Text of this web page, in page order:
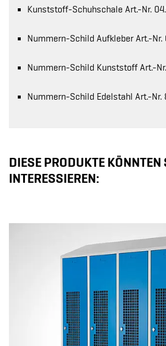
Kunststoff-Schuhschale Art.-Nr.
Nummern-Schild Aufkleber Art.-Nr.
Nummern-Schild Kunststoff Art.-
Nummern-Schild Edelstahl Art.-Nr.
DIESE PRODUKTE KÖNNTEN
INTERESSIEREN: